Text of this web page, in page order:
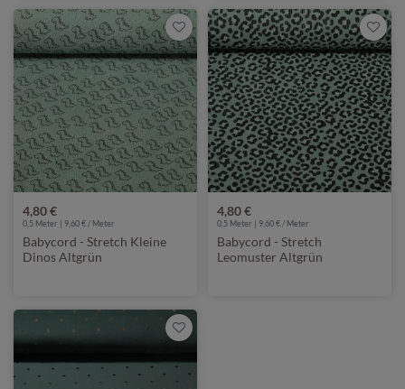
4,80 €
0,5 Meter | 9,60 € / Meter
Babycord - Stretch Kleine
Dinos Altgrün
4,80 €
0,5 Meter | 9,60 € / Meter
Babycord - Stretch
Leomuster Altgrün